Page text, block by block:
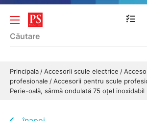
Principala Accesorii scule electrice
profesionale
Accesorii pentru scule
Perie-oală, sârmă ondulată 75 oțel inoxidabil